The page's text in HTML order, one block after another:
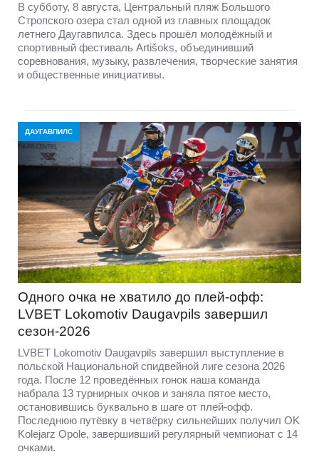
В субботу, 8 августа, Центральный пляж Большого
Стропского озера стал одной из главных площадок
летнего Даугавпилса. Здесь прошёл молодёжный и
спортивный фестиваль Artišoks, объединивший
соревнования, музыку, развлечения, творческие занятия
и общественные инициативы.
ДАУГАВПИЛС
Одного очка не хватило до плей-офф:
LVBET Lokomotiv Daugavpils завершил
сезон-2026
LVBET Lokomotiv Daugavpils завершил выступление в
польской Национальной спидвейной лиге сезона 2026
года. После 12 проведённых гонок наша команда
набрала 13 турнирных очков и заняла пятое место,
остановившись буквально в шаге от плей-офф.
Последнюю путёвку в четвёрку сильнейших получил OK
Kolejarz Opole, завершивший регулярный чемпионат с 14
очками.